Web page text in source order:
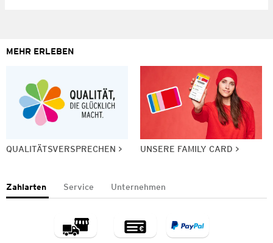
MEHR ERLEBEN
QUALITÄTSVERSPRECHEN UNSERE FAMILY CARD
Zahlarten Service Unternehmen